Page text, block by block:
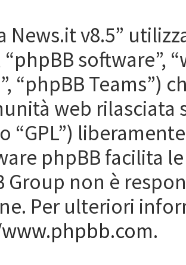
News.it v8.5”
“phpBB software”,
“phpBB Teams”)
web rilasciata
“GPL”)
phpBB facilita
Group non è
Per ulteriori
.